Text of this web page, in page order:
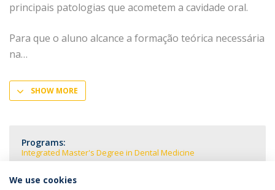
principais patologias que acometem a cavidade oral.
Para que o aluno alcance a formação teórica necessária
na
SHOW MORE
Programs:
Integrated Master's Degree in Dental Medicine
We use cookies